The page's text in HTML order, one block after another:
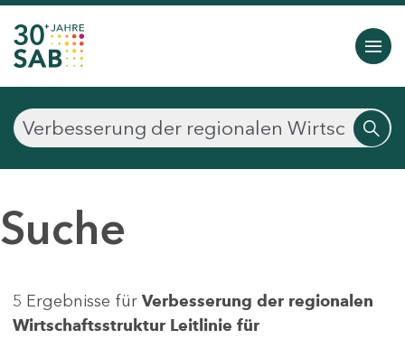
Suche
5 Ergebnisse für Verbesserung der regionalen
Wirtschaftsstruktur Leitlinie für